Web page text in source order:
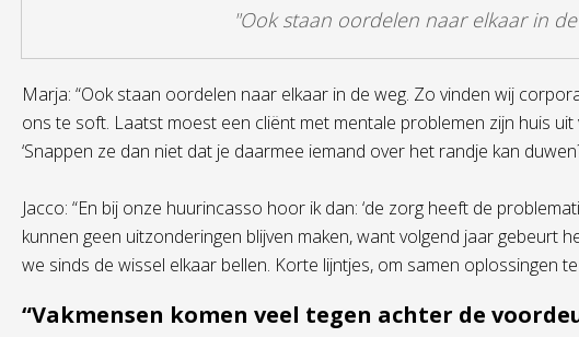
"Ook staan oordelen naar elkaar in
Marja: “Ook staan oordelen naar elkaar in de weg. Zo vinden wij
ons te soft. Laatst moest een cliënt met mentale problemen zijn huis
‘Snappen ze dan niet dat je daarmee iemand over het randje kan
Jacco: “En bij onze huurincasso hoor ik dan: ‘de zorg heeft de
kunnen geen uitzonderingen blijven maken, want volgend jaar gebeurt
we sinds de wissel elkaar bellen. Korte lijntjes, om samen oplossingen
“Vakmensen komen veel tegen achter de